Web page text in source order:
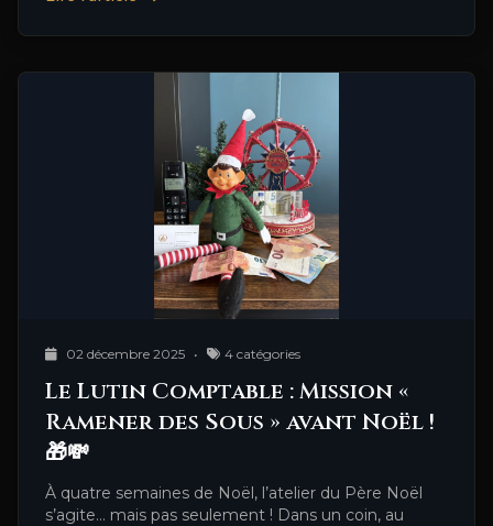
02 décembre 2025 • 4 catégories
Le Lutin Comptable : Mission «
Ramener des Sous » avant Noël !
🎁💸
À quatre semaines de Noël, l’atelier du Père Noël
s’agite… mais pas seulement ! Dans un coin, au